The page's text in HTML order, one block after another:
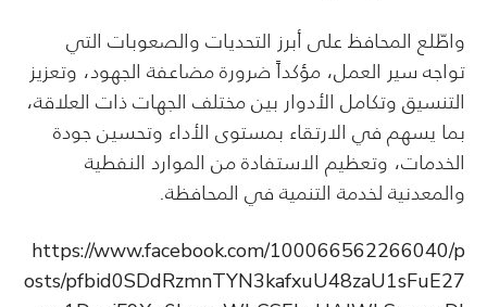
واطّلع المحافظ على أبرز التحديات والصعوبات التي
تواجه سير العمل، مؤكداً ضرورة مضاعفة الجهود، وتعزيز
التنسيق وتكامل الأدوار بين مختلف الجهات ذات العلاقة،
بما يسهم في الارتقاء بمستوى الأداء وتحسين جودة
الخدمات، وتعظيم الاستفادة من الموارد النفطية
والمعدنية لخدمة التنمية في المحافظة.
https://www.facebook.com/100066562266040/p
osts/pfbid0SDdRzmnTYN3kafxuU48zaU1sFuE27